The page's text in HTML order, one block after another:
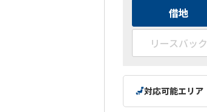
借地
リースバック
対応可能エリア